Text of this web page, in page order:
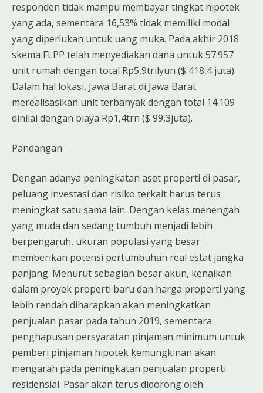
responden tidak mampu membayar tingkat hipotek
yang ada, sementara 16,53% tidak memiliki modal
yang diperlukan untuk uang muka. Pada akhir 2018
skema FLPP telah menyediakan dana untuk 57.957
unit rumah dengan total Rp5,9trilyun ($ 418,4 juta).
Dalam hal lokasi, Jawa Barat di Jawa Barat
merealisasikan unit terbanyak dengan total 14.109
dinilai dengan biaya Rp1,4trn ($ 99,3juta).
Pandangan
Dengan adanya peningkatan aset properti di pasar,
peluang investasi dan risiko terkait harus terus
meningkat satu sama lain. Dengan kelas menengah
yang muda dan sedang tumbuh menjadi lebih
berpengaruh, ukuran populasi yang besar
memberikan potensi pertumbuhan real estat jangka
panjang. Menurut sebagian besar akun, kenaikan
dalam proyek properti baru dan harga properti yang
lebih rendah diharapkan akan meningkatkan
penjualan pasar pada tahun 2019, sementara
penghapusan persyaratan pinjaman minimum untuk
pemberi pinjaman hipotek kemungkinan akan
mengarah pada peningkatan penjualan properti
residensial. Pasar akan terus didorong oleh